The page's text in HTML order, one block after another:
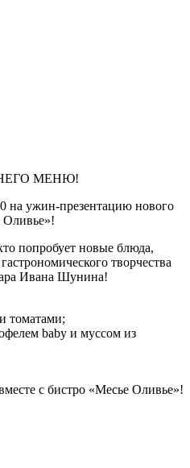
МЕНЮ!
на ужин-презентацию нового
Оливье»!
попробует новые блюда,
творчества
Ивана Шунина!
томатами;
baby и муссом из
с бистро «Месье Оливье»!